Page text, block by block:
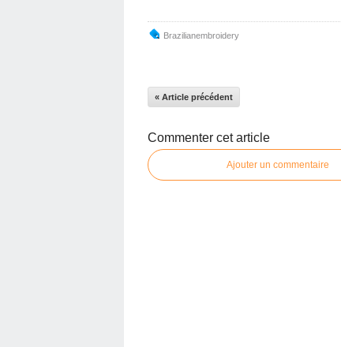
Brazilianembroidery
« Article précédent
Commenter cet article
Ajouter un commentaire